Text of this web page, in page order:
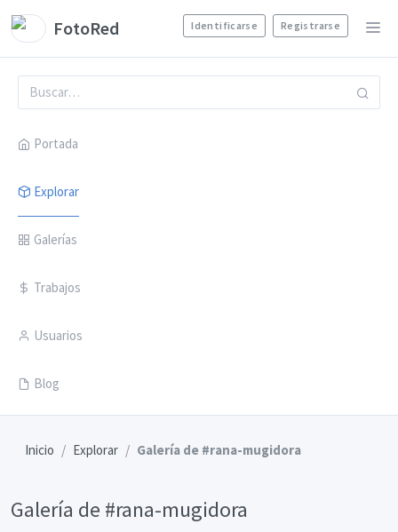
FotoRed Identificarse Registrarse
Portada
Explorar
Galerías
Trabajos
Usuarios
Blog
Inicio Explorar Galería de #rana-mugidora
Galería de #rana-mugidora